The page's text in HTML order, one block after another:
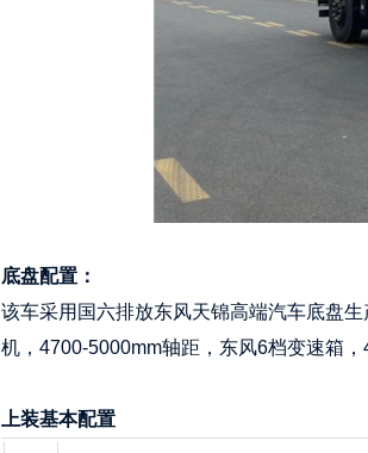
底盘配置：
该车采用国六排放东风天锦高端汽车底盘
机，4700-5000mm轴距，东风6档变速箱
上装基本配置